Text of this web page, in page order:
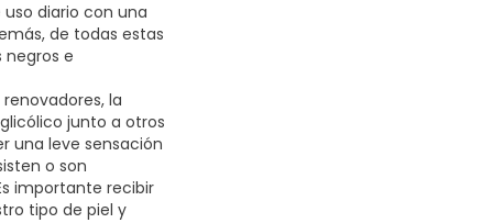
diario con una
de todas estas
e
la
junto a otros
una leve sensación
o son
importante recibir
tipo de piel y